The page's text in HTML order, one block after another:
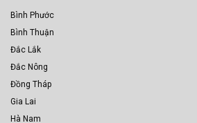
Bình Phước
Bình Thuận
Đắc Lắk
Đắc Nông
Đồng Tháp
Gia Lai
Hà Nam